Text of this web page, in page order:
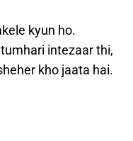
kyun ho.
intezaar thi,
kho jaata hai.